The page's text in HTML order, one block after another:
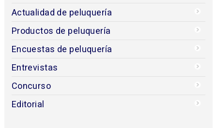
Actualidad de peluquería
Productos de peluquería
Encuestas de peluquería
Entrevistas
Concurso
Editorial